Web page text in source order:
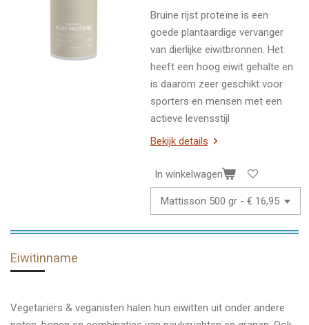
Bruine rijst proteïne is een
goede plantaardige vervanger
van dierlijke eiwitbronnen. Het
heeft een hoog eiwit gehalte en
is daarom zeer geschikt voor
sporters en mensen met een
actieve levensstijl
Bekijk details
In winkelwagen
Eiwitinname
Vegetariërs & veganisten halen hun eiwitten uit onder andere